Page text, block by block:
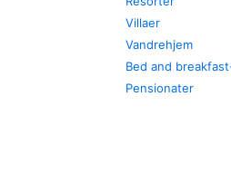
Villaer
Vandrehjem
Bed and
Pensionater